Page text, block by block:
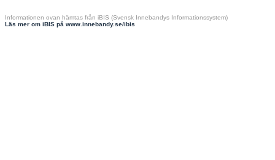
Informationen ovan hämtas från iBIS (Svensk Innebandys Informationssystem)
Läs mer om iBIS på www.innebandy.se/ibis